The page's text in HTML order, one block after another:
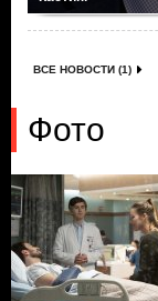
ВСЕ НОВОСТИ (1)
Фото